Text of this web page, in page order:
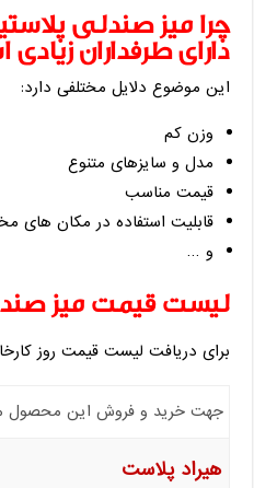
چرا میز صندلی
دارای طرفداران
این موضوع دلایل مختلفی دارد:
وزن کم
مدل و سایزهای متنوع
قیمت مناسب
قابلیت استفاده در مکان های
و …
لیست قیمت میز
برای دریافت لیست قیمت روز
جهت خرید و فروش این محصول
هیراد پلاست